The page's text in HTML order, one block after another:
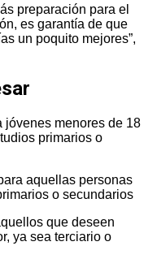
preparación para el
es garantía de que
un poquito mejores”,
jóvenes menores de 18
primarios o
aquellas personas
o secundarios
que deseen
ya sea terciario o